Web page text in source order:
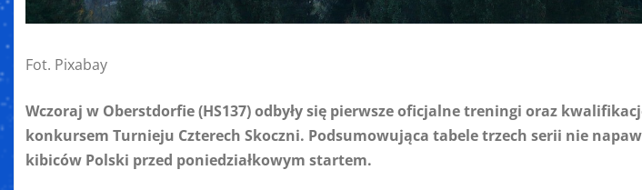
Fot. Pixabay
Wczoraj w Oberstdorfie (HS137) odbyły się pierwsze oficjalne treningi oraz
konkursem Turnieju Czterech Skoczni. Podsumowująca tabele trzech serii nie
kibiców Polski przed poniedziałkowym startem.